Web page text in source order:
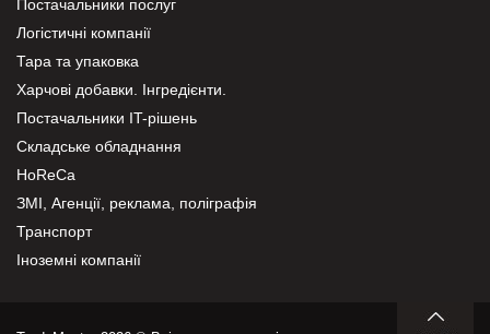
Постачальники послуг
Логістичні компанії
Тара та упаковка
Харчові добавки. Інгредієнти.
Постачальники IT-рішень
Складське обладнання
HoReCa
ЗМІ, Агенції, реклама, поліграфія
Транспорт
Іноземні компанії